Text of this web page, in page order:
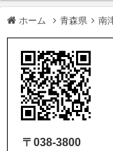
ホーム 青森県 南
〒038-3800